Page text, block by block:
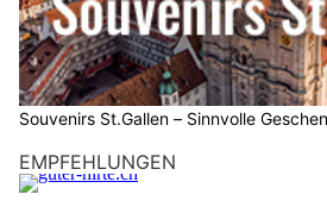
Souvenirs St.Gallen – Sinnvolle
EMPFEHLUNGEN